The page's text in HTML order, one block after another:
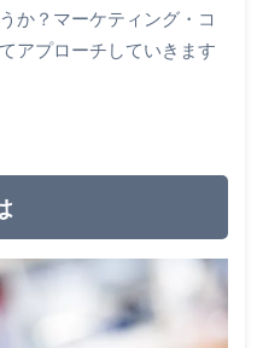
か？マーケティング・コ
アプローチしていきます